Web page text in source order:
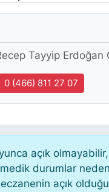
Tayyip
0 (466) 811 27 07
açık
durumlar
açık